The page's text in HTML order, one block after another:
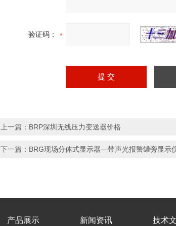
验证码：
上一篇： BRP深圳无线压力变送器价格
下一篇： BRG现场分体式显示器—带声光报警罐旁显示
产品展示 新闻资讯 技术